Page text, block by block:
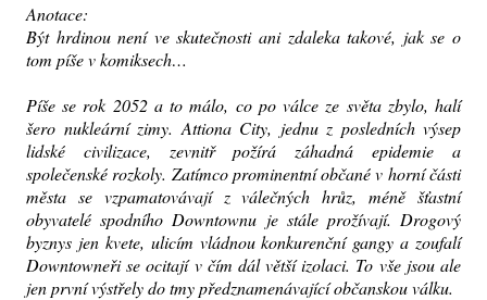
Anotace:
Být hrdinou není ve skutečnosti ani zdaleka takové, jak se o
tom píše v komiksech…
Píše se rok 2052 a to málo, co po válce ze světa zbylo, halí
šero nukleární zimy. Attiona City, jednu z posledních výsep
lidské civilizace, zevnitř požírá záhadná epidemie a
společenské rozkoly. Zatímco prominentní občané v horní části
města se vzpamatovávají z válečných hrůz, méně šťastní
obyvatelé spodního Downtownu je stále prožívají. Drogový
byznys jen kvete, ulicím vládnou konkurenční gangy a zoufalí
Downtowneři se ocitají v čím dál větší izolaci. To vše jsou ale
jen první výstřely do tmy předznamenávající občanskou válku.